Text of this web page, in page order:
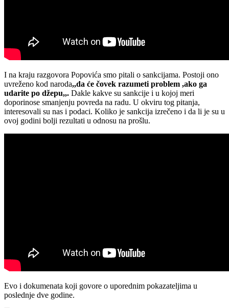
I na kraju razgovora Popovića smo pitali o sankcijama. Postoji ono
uvreženo kod naroda,,da će čovek razumeti problem ,ako ga
udarite po džepu,,.Dakle kakve su sankcije i u kojoj meri
doporinose smanjenju povreda na radu. U okviru tog pitanja,
interesovali su nas i podaci. Koliko je sankcija izrečeno i da li je su u
Evo i dokumenata koji govore o uporednim pokazateljima u